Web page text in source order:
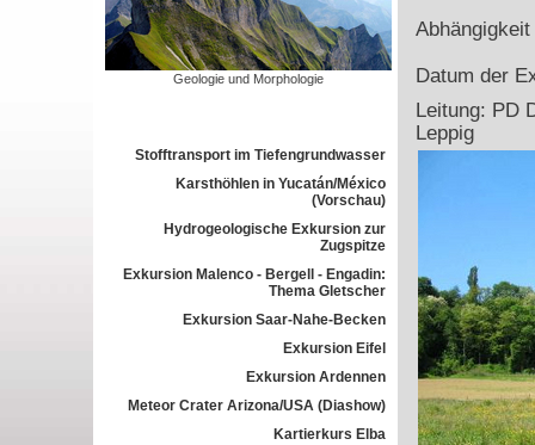
Geologie und Morphologie
Stofftransport im Tiefengrundwasser
Karsthöhlen in Yucatán/México
(Vorschau)
Hydrogeologische Exkursion zur
Zugspitze
Exkursion Malenco - Bergell - Engadin:
Thema Gletscher
Exkursion Saar-Nahe-Becken
Exkursion Eifel
Exkursion Ardennen
Meteor Crater Arizona/USA (Diashow)
Kartierkurs Elba
Datum der
Leitung: PD
Leppig